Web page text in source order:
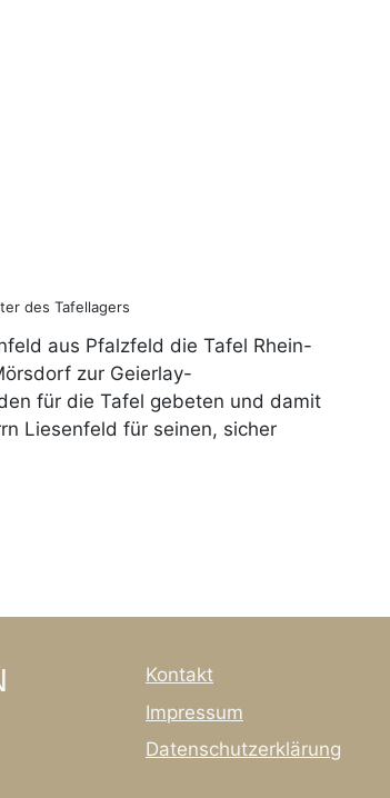
des Tafellagers
aus Pfalzfeld die Tafel Rhein-
zur Geierlay-
für die Tafel gebeten und damit
Liesenfeld für seinen, sicher
Kontakt
Impressum
Datenschutzerklärung